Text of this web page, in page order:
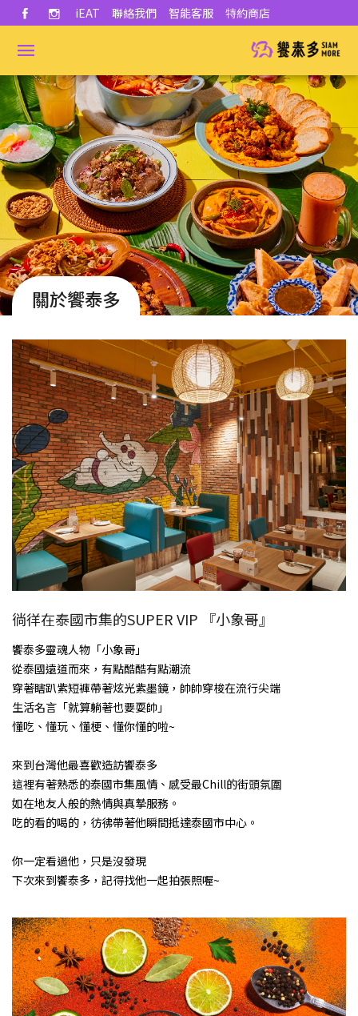
iEAT 聯絡我們 智能客服 特約商店
關於饗泰多
徜徉在泰國市集的SUPER VIP 『小象哥』
饗泰多靈魂人物「小象哥」
從泰國遠道而來，有點酷酷有點潮流
穿著瞎趴紫短褲帶著炫光紫墨鏡，帥帥穿梭在流行尖端
生活名言「就算躺著也要耍帥」
懂吃、懂玩、懂梗、懂你懂的啦~
來到台灣他最喜歡造訪饗泰多
這裡有著熟悉的泰國市集風情、感受最Chill的街頭氛圍
如在地友人般的熱情與真摯服務。
吃的看的喝的，彷彿帶著他瞬間抵達泰國市中心。
你一定看過他，只是沒發現
下次來到饗泰多，記得找他一起拍張照喔~